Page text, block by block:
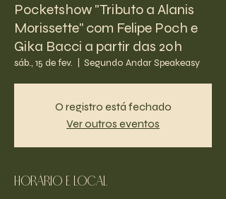
Pocketshow "Tributo a Alanis
Morissette" com Felipe Poch e
Gika Bacci a partir das 20h
sáb., 15 de fev. Segundo Andar Speakeasy
O registro está fechado
Ver outros eventos
Horário e Local